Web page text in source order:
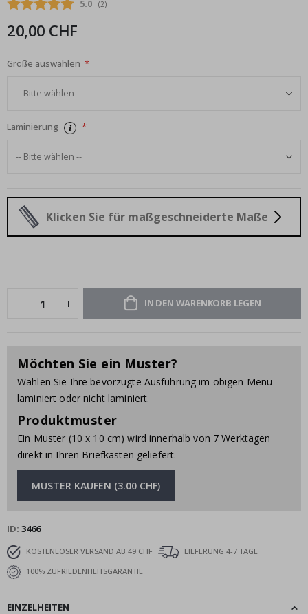
Durchschnittliche Bewertung:
5.0 (abgegebene bewertungen:
2)
20,00 CHF
Größe auswählen
Laminierung
Klicken Sie für maßgeschneiderte Maße
IN DEN WARENKORB LEGEN
Möchten Sie ein Muster?
Wählen Sie Ihre bevorzugte Ausführung im obigen Menü –
laminiert oder nicht laminiert.
Produktmuster
Ein Muster (10 x 10 cm) wird innerhalb von 7 Werktagen
direkt in Ihren Briefkasten geliefert.
MUSTER KAUFEN (3.00 CHF)
ID 3466
KOSTENLOSER VERSAND AB 49 CHF
LIEFERUNG 4-7 TAGE
100% ZUFRIEDENHEITSGARANTIE
EINZELHEITEN